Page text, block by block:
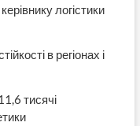
логістики
в регіонах і
тисячі